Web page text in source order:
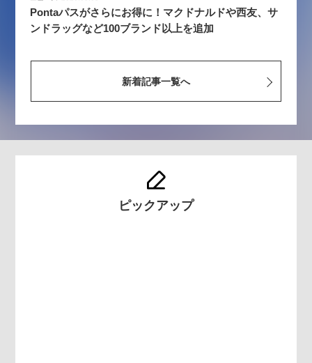
Pontaパスがさらにお得に！マクドナルドや西友、サ
ンドラッグなど100ブランド以上を追加
新着記事一覧へ
ピックアップ